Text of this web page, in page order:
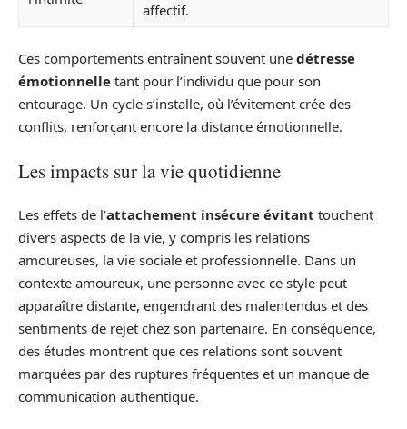
affectif.
Ces comportements entraînent souvent une détresse
émotionnelle tant pour l’individu que pour son
entourage. Un cycle s’installe, où l’évitement crée des
conflits, renforçant encore la distance émotionnelle.
Les impacts sur la vie quotidienne
Les effets de l’attachement insécure évitant touchent
divers aspects de la vie, y compris les relations
amoureuses, la vie sociale et professionnelle. Dans un
contexte amoureux, une personne avec ce style peut
apparaître distante, engendrant des malentendus et des
sentiments de rejet chez son partenaire. En conséquence,
des études montrent que ces relations sont souvent
marquées par des ruptures fréquentes et un manque de
communication authentique.